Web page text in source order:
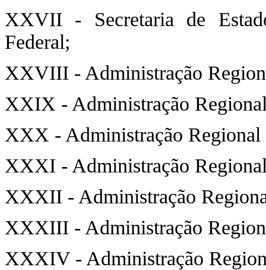
XXVII - Secretaria de
Federal;
XXVIII - Administração
XXIX - Administração
XXX - Administração Regional
XXXI - Administração
XXXII - Administração
XXXIII - Administração
XXXIV - Administração